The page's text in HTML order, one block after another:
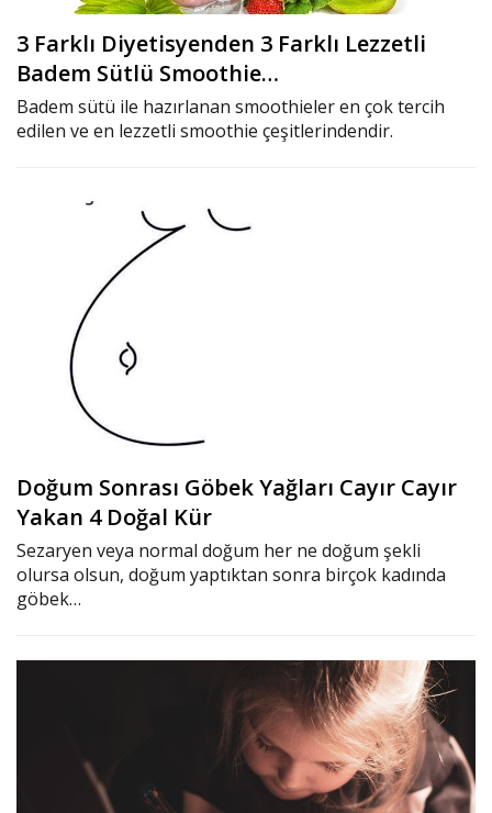
3 Farklı Diyetisyenden 3 Farklı Lezzetli
Badem Sütlü Smoothie…
Badem sütü ile hazırlanan smoothieler en çok tercih
edilen ve en lezzetli smoothie çeşitlerindendir.
Doğum Sonrası Göbek Yağları Cayır Cayır
Yakan 4 Doğal Kür
Sezaryen veya normal doğum her ne doğum şekli
olursa olsun, doğum yaptıktan sonra birçok kadında
göbek…